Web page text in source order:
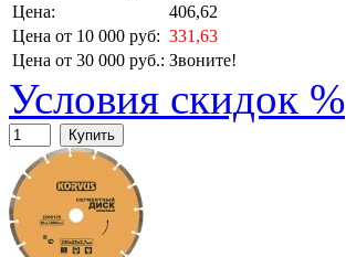
Цена:
406,62
Цена от 10 000 руб: 331,63
Цена от 30 000 руб.: Звоните!
Условия скидок %
Купить